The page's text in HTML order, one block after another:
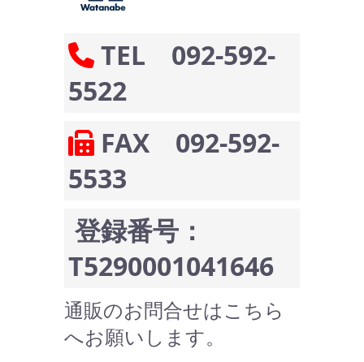
TEL 092-592-
5522
FAX 092-592-
5533
登録番号：
T5290001041646
通販のお問合せはこちら
へお願いします。